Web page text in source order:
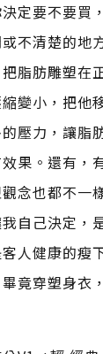
定要不要買
不清楚的地
脂肪雕塑在
變小，把他
壓力，讓脂
果。還有，
念也都不一
自己決定，
人健康的瘦
竟穿塑身衣